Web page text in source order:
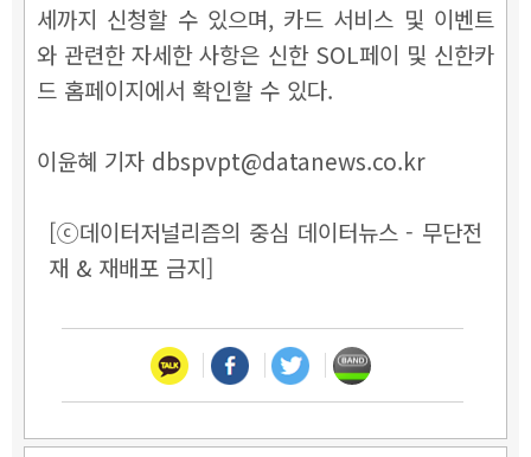
세까지 신청할 수 있으며, 카드 서비스 및 이벤트
와 관련한 자세한 사항은 신한 SOL페이 및 신한카
드 홈페이지에서 확인할 수 있다.
이윤혜 기자 dbspvpt@datanews.co.kr
[ⓒ데이터저널리즘의 중심 데이터뉴스 - 무단전
재 & 재배포 금지]